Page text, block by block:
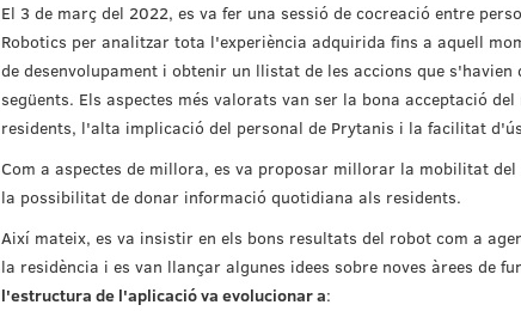
El 3 de març del 2022, es va fer una sessió de cocreació entre
Robotics per analitzar tota l'experiència adquirida fins a aquell
de desenvolupament i obtenir un llistat de les accions que s'havien
següents. Els aspectes més valorats van ser la bona acceptació
residents, l'alta implicació del personal de Prytanis i la facilitat
Com a aspectes de millora, es va proposar millorar la mobilitat
la possibilitat de donar informació quotidiana als residents.
Així mateix, es va insistir en els bons resultats del robot com a
la residència i es van llançar algunes idees sobre noves àrees de
l'estructura de l'aplicació va evolucionar a: